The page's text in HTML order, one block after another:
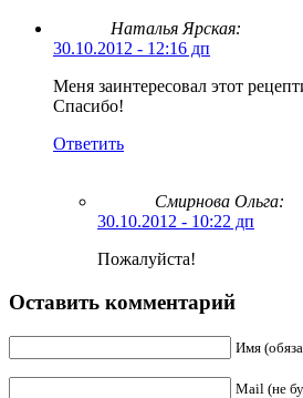
Наталья Ярская:
30.10.2012 - 12:16 дп
Меня заинтересовал этот
Спасибо!
Ответить
Смирнова Ольга:
30.10.2012 - 10:22 дп
Пожалуйста!
Оставить комментарий
Имя
Mail (не